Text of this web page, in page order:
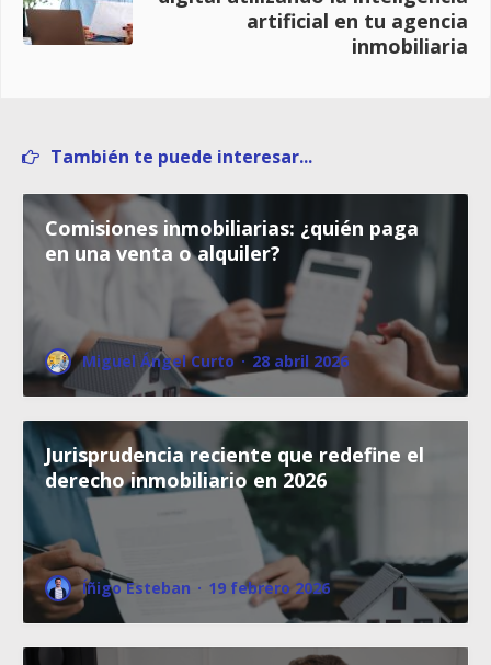
artificial en tu agencia
inmobiliaria
También te puede interesar...
Comisiones inmobiliarias: ¿quién paga
en una venta o alquiler?
Miguel Ángel Curto · 28 abril 2026
Jurisprudencia reciente que redefine el
derecho inmobiliario en 2026
Íñigo Esteban · 19 febrero 2026